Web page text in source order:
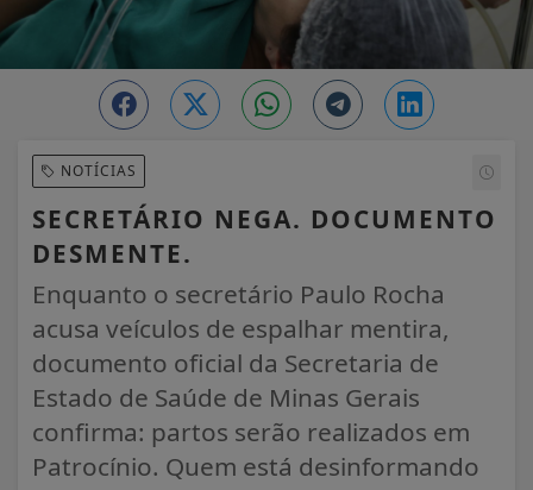
NOTÍCIAS
SECRETÁRIO NEGA. DOCUMENTO
DESMENTE.
Enquanto o secretário Paulo Rocha
acusa veículos de espalhar mentira,
documento oficial da Secretaria de
Estado de Saúde de Minas Gerais
confirma: partos serão realizados em
Patrocínio. Quem está desinformando